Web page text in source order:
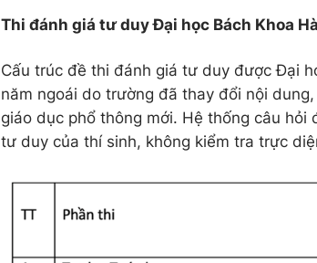
Thi đánh giá tư duy Đại học Bách Khoa
Cấu trúc đề thi đánh giá tư duy được Đại
năm ngoái do trường đã thay đổi nội
giáo dục phổ thông mới. Hệ thống câu
tư duy của thí sinh, không kiểm tra trực